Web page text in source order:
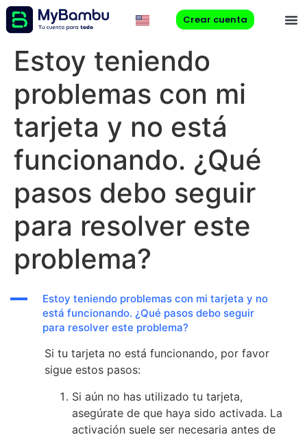
Crear cuenta
Estoy teniendo
problemas con mi
tarjeta y no está
funcionando. ¿Qué
pasos debo seguir
para resolver este
problema?
A
Estoy teniendo problemas con mi tarjeta y no
está funcionando. ¿Qué pasos debo seguir
para resolver este problema?
Si tu tarjeta no está funcionando, por favor
sigue estos pasos:
Si aún no has utilizado tu tarjeta,
asegúrate de que haya sido activada. La
activación suele ser necesaria antes de